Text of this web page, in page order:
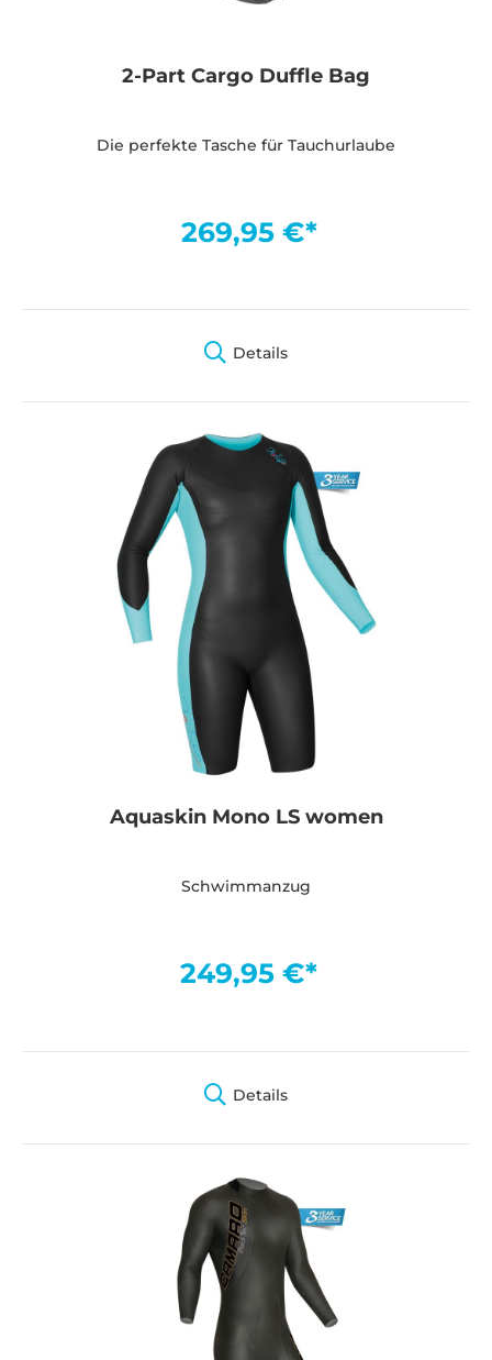
2-Part Cargo Duffle Bag
Die perfekte Tasche für Tauchurlaube
269,95 €*
Details
Aquaskin Mono LS women
Schwimmanzug
249,95 €*
Details